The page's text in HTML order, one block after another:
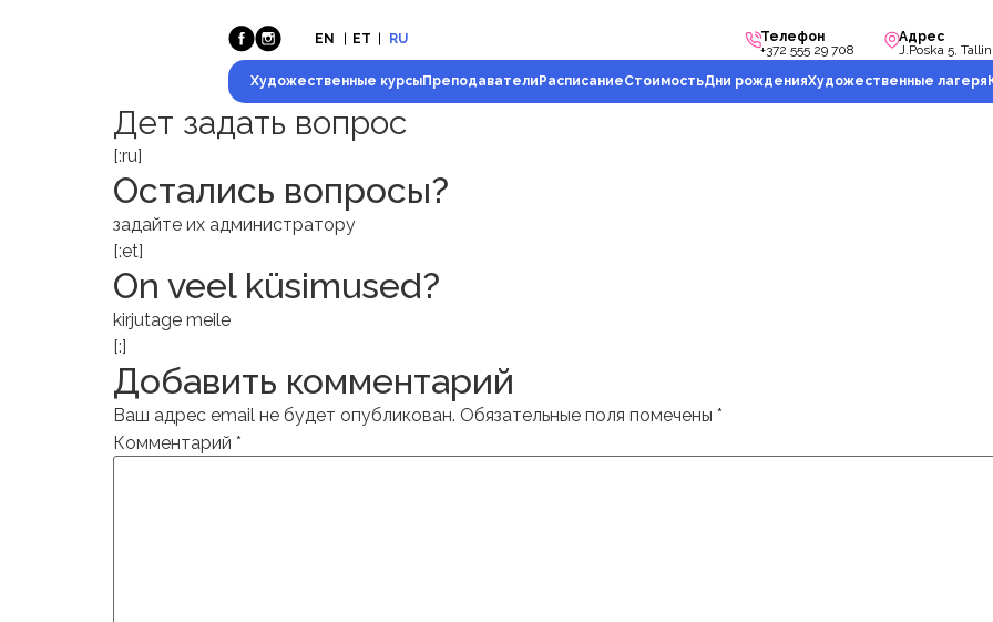
EN ET RU
Телефон
+372 555 29 708
Адрес
J.Poska 5,
Художественные курсыПреподаватели РасписаниеСтоимостьДни рожденияХудожественные лагеря
Дет задать вопрос
[:ru]
Остались вопросы?
задайте иx администратору
[:et]
On veel küsimused?
kirjutage meile
[:]
Добавить комментарий
Ваш адрес email не будет опубликован. Обязательные поля помечены *
Комментарий *